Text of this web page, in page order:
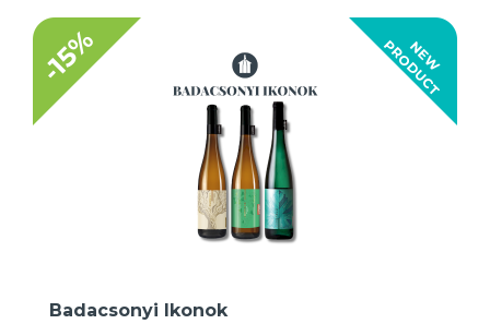
N
E
W
P
R
O
D
U
C
T
-15%
Badacsonyi Ikonok